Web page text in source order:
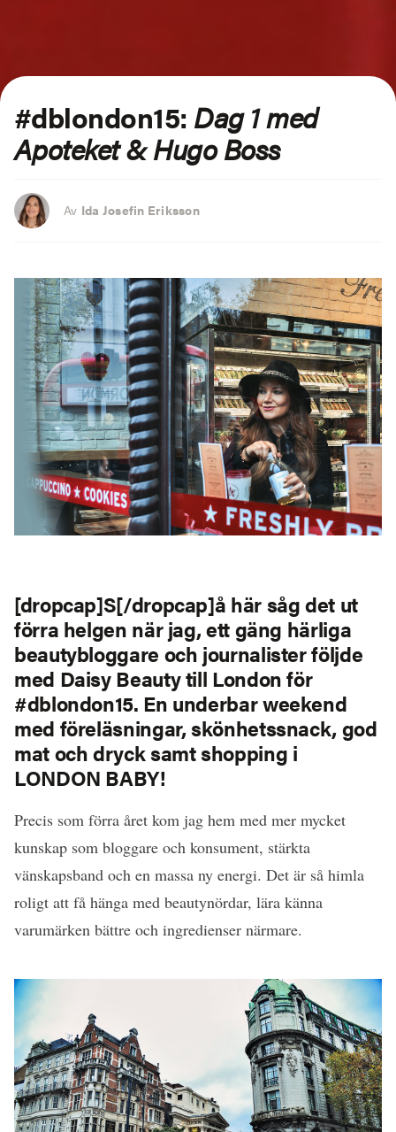
#dblondon15:Dag 1 med
Apoteket & Hugo Boss
Av Ida Josefin Eriksson
[dropcap]S[/dropcap]å här såg det ut
förra helgen när jag, ett gäng härliga
beautybloggare och journalister följde
med Daisy Beauty till London för
#dblondon15. En underbar weekend
med föreläsningar, skönhetssnack, god
mat och dryck samt shopping i
LONDON BABY!
Precis som förra året kom jag hem med mer mycket
kunskap som bloggare och konsument, stärkta
vänskapsband och en massa ny energi. Det är så himla
roligt att få hänga med beautynördar, lära känna
varumärken bättre och ingredienser närmare.